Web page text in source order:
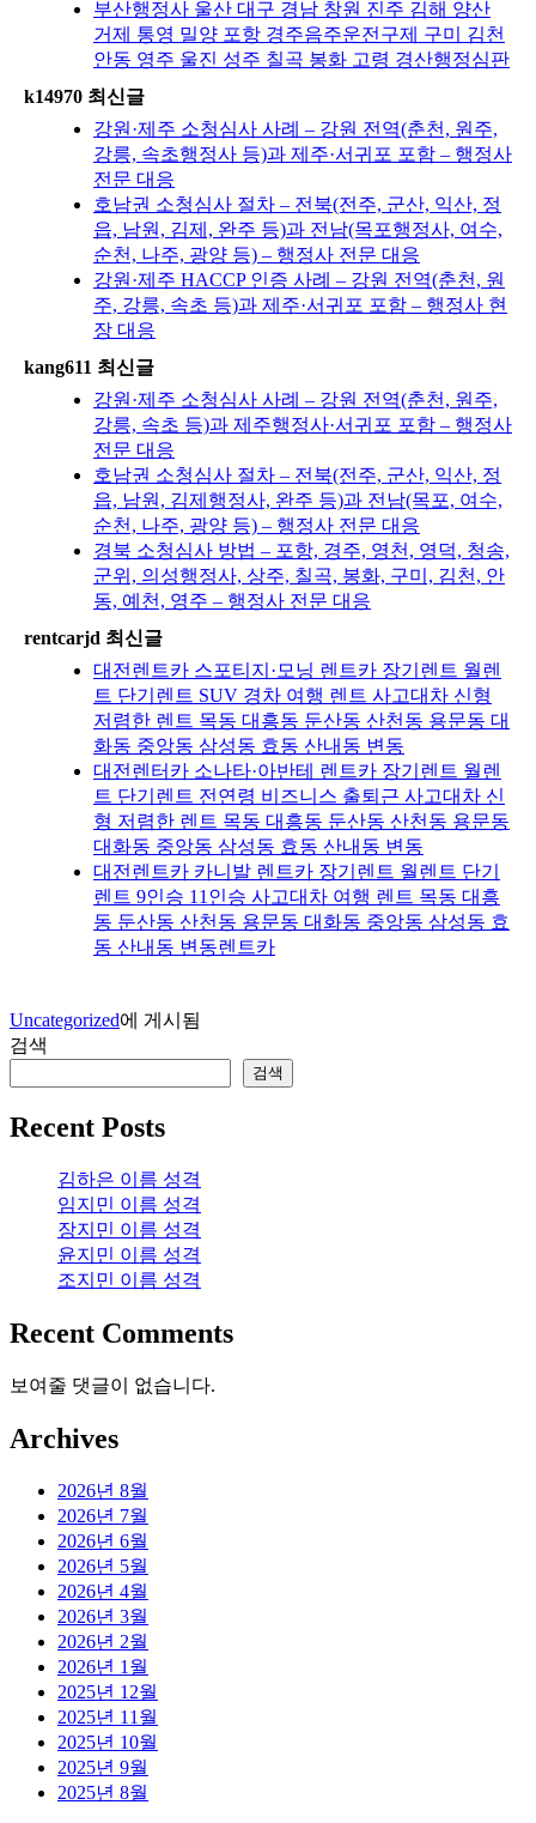
부산행정사 울산 대구 경남 창원 진주 김해 양산
거제 통영 밀양 포항 경주음주운전구제 구미 김천
안동 영주 울진 성주 칠곡 봉화 고령 경산행정심판
k14970 최신글
강원·제주 소청심사 사례 – 강원 전역(춘천, 원주,
강릉, 속초행정사 등)과 제주·서귀포 포함 – 행정사
전문 대응
호남권 소청심사 절차 – 전북(전주, 군산, 익산, 정
읍, 남원, 김제, 완주 등)과 전남(목포행정사, 여수,
순천, 나주, 광양 등) – 행정사 전문 대응
강원·제주 HACCP 인증 사례 – 강원 전역(춘천, 원
주, 강릉, 속초 등)과 제주·서귀포 포함 – 행정사 현
장 대응
kang611 최신글
강원·제주 소청심사 사례 – 강원 전역(춘천, 원주,
강릉, 속초 등)과 제주행정사·서귀포 포함 – 행정사
전문 대응
호남권 소청심사 절차 – 전북(전주, 군산, 익산, 정
읍, 남원, 김제행정사, 완주 등)과 전남(목포, 여수,
순천, 나주, 광양 등) – 행정사 전문 대응
경북 소청심사 방법 – 포항, 경주, 영천, 영덕, 청송,
군위, 의성행정사, 상주, 칠곡, 봉화, 구미, 김천, 안
동, 예천, 영주 – 행정사 전문 대응
rentcarjd 최신글
대전렌트카 스포티지·모닝 렌트카 장기렌트 월렌
트 단기렌트 SUV 경차 여행 렌트 사고대차 신형
저렴한 렌트 목동 대흥동 둔산동 산천동 용문동 대
화동 중앙동 삼성동 효동 산내동 변동
대전렌터카 소나타·아반테 렌트카 장기렌트 월렌
트 단기렌트 전연령 비즈니스 출퇴근 사고대차 신
형 저렴한 렌트 목동 대흥동 둔산동 산천동 용문동
대화동 중앙동 삼성동 효동 산내동 변동
대전렌트카 카니발 렌트카 장기렌트 월렌트 단기
렌트 9인승 11인승 사고대차 여행 렌트 목동 대흥
동 둔산동 산천동 용문동 대화동 중앙동 삼성동 효
동 산내동 변동렌트카
Uncategorized에 게시됨
검색
검색
Recent Posts
김하은 이름 성격
임지민 이름 성격
장지민 이름 성격
윤지민 이름 성격
조지민 이름 성격
Recent Comments
보여줄 댓글이 없습니다.
Archives
2026년 8월
2026년 7월
2026년 6월
2026년 5월
2026년 4월
2026년 3월
2026년 2월
2026년 1월
2025년 12월
2025년 11월
2025년 10월
2025년 9월
2025년 8월